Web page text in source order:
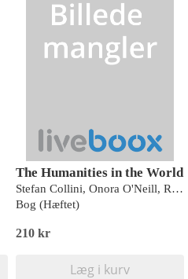
The Humanities in the World
Stefan Collini, Onora O'Neill, Rens Bod
Bog (Hæftet)
210 kr
Læg i kurv